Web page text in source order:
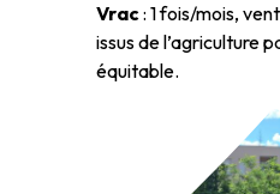
Vrac: 1 fois/mois,
issus de l’agriculture
équitable.